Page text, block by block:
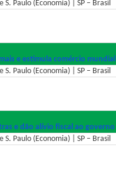
S. Paulo (Economia) | SP – Brasil
e estimula comércio mundial
S. Paulo (Economia) | SP – Brasil
e dão alívio fiscal ao governo
S. Paulo (Economia) | SP – Brasil